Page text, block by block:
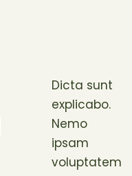
Dicta sunt
explicabo.
Nemo
ipsam
voluptatem